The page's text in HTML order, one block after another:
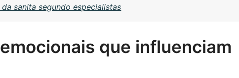
sanita segundo especialistas
que influenciam